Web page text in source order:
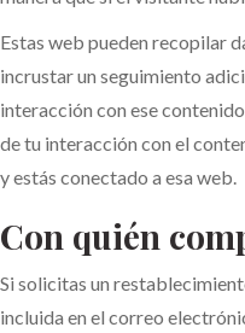
Estas web pueden recopilar
incrustar un seguimiento
interacción con ese
de tu interacción con el
y estás conectado a esa web.
Con quién
Si solicitas un
incluida en el correo